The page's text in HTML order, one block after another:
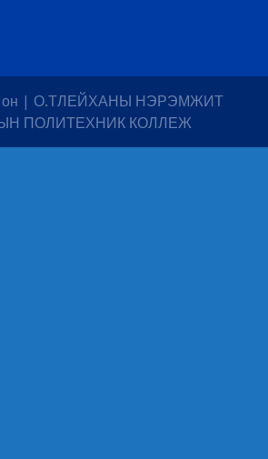
он | О.ТЛЕЙХАНЫ НЭРЭМЖИТ
ПОЛИТЕХНИК КОЛЛЕЖ